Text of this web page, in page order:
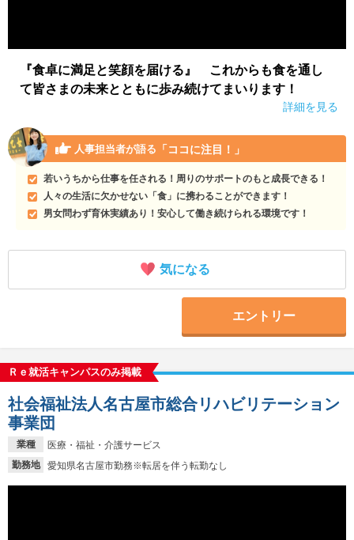
『食卓に満足と笑顔を届ける』 これからも食を通し
て皆さまの未来とともに歩み続けてまいります！
詳細を見る
人事担当者が語る 「ココに注目！」
若いうちから仕事を任される！周りのサポートのもと成長できる！
人々の生活に欠かせない「食」に携わることができます！
男女問わず育休実績あり！安心して働き続けられる環境です！
気になる
エントリー
Ｒｅ就活キャンパスのみ掲載
業種
医療・福祉・介護サービス
勤務地
愛知県名古屋市勤務※転居を伴う転勤なし
社会福祉法人名古屋市総合リハビリテーション
事業団